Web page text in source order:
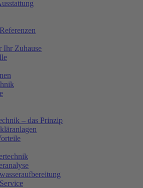
Ihr Zuhause
– das Prinzip